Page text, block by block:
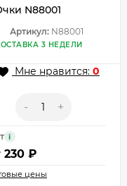
N88001
Артикул: N88001
3 НЕДЕЛИ
Мне нравится: 0
- +
i
230 ₽
цены